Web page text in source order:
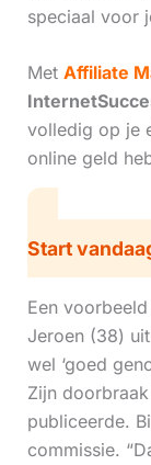
speciaal voor
Met Affiliate
volledig op je
online geld
Start
Een
Jeroen (38)
wel ‘goed
Zijn
publiceerde.
commissie.